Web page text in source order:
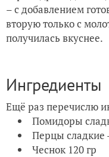
– с добавлением
вторую только с
получилась вкуснее.
Ингредиенты
Ещё раз перечислю
Помидоры
Перцы сладкие
Чеснок 120 гр